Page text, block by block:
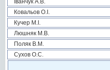
Іванчук А.В.
Ковальов О.І.
Кучер М.І.
Люшняк М.В.
Поляк В.М.
Сухов О.С.